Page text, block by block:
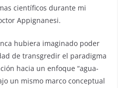
científicos durante mi
Appignanesi.
hubiera imaginado poder
de transgredir el paradigma
hacia un enfoque “agua-
un mismo marco conceptual